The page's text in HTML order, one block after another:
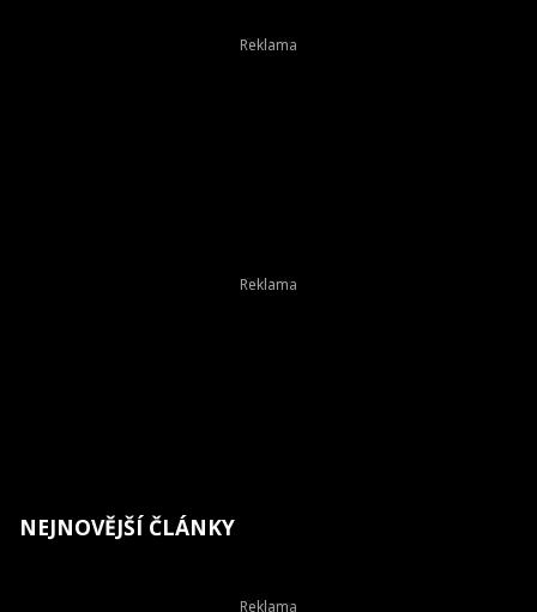
NEJNOVĚJŠÍ ČLÁNKY